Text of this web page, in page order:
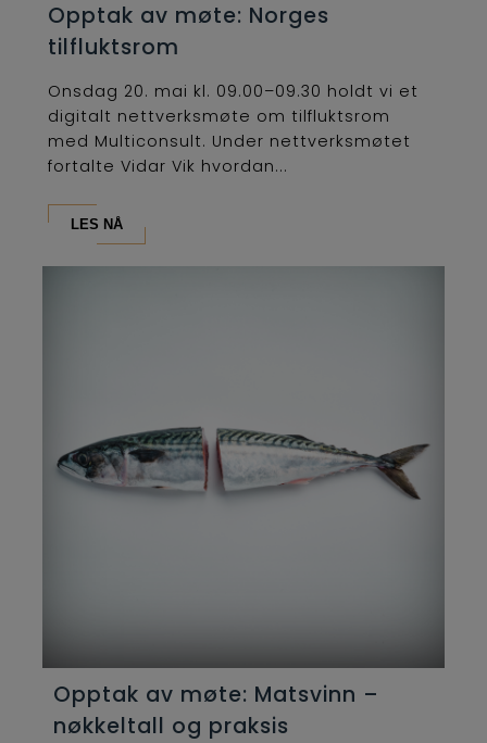
Opptak av møte: Norges
tilfluktsrom
Onsdag 20. mai kl. 09.00–09.30 holdt vi et
digitalt nettverksmøte om tilfluktsrom
med Multiconsult. Under nettverksmøtet
fortalte Vidar Vik hvordan...
LES NÅ
Opptak av møte: Matsvinn –
nøkkeltall og praksis